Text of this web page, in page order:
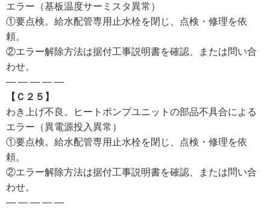
エラー（基板温度サーミスタ異常）
①要点検。給水配管専用止水栓を閉じ、点検・修理を依
頼。
②エラー解除方法は据付工事説明書を確認、または問い合
わせ。
— — — — —
【Ｃ２５】
わき上げ不良。ヒートポンプユニットの部品不具合による
エラー（異電源投入異常）
①要点検。給水配管専用止水栓を閉じ、点検・修理を依
頼。
②エラー解除方法は据付工事説明書を確認、または問い合
わせ。
— — — — —